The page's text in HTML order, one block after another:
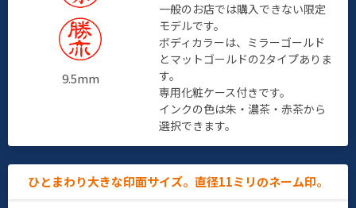
9.5mm
一般のお店では購入できない限定
モデルです。
ボディカラーは、ミラーゴールド
とマットゴールドの2タイプありま
す。
専用化粧ケース付きです。
インクの色は朱・濃茶・赤茶から
選択できます。
ひとまわり大きな印面サイズ。直径11ミリのネーム印。